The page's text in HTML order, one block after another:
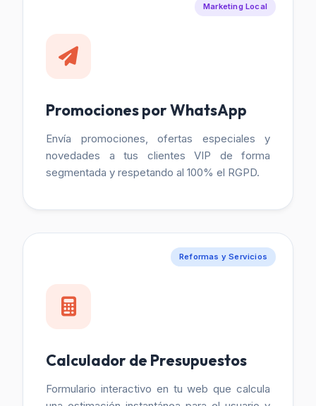
Marketing Local
Promociones por WhatsApp
Envía promociones, ofertas especiales y
novedades a tus clientes VIP de forma
segmentada y respetando al 100% el RGPD.
Reformas y Servicios
Calculador de Presupuestos
Formulario interactivo en tu web que calcula